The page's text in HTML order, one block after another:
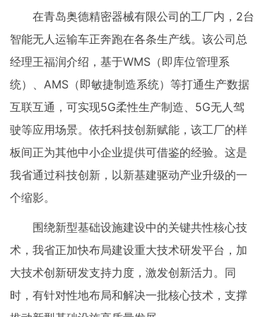
在青岛奥德精密器械有限公司的工厂内，2台
智能无人运输车正奔跑在各条生产线。该公司总
经理王福润介绍，基于WMS（即库位管理系
统）、AMS（即敏捷制造系统）等打通生产数据
互联互通，可实现5G柔性生产制造、5G无人驾
驶等应用场景。依托科技创新赋能，该工厂的样
板间正为其他中小企业提供可借鉴的经验。这是
我省通过科技创新，以新基建驱动产业升级的一
个缩影。
围绕新型基础设施建设中的关键共性核心技
术，我省正加快布局建设重大技术研发平台，加
大技术创新研发支持力度，激发创新活力。同
时，有针对性地布局和解决一批核心技术，支撑